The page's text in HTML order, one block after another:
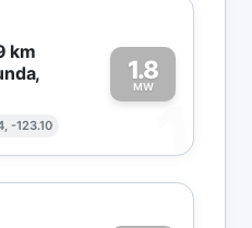
km
-123.10
1.8
MW
1